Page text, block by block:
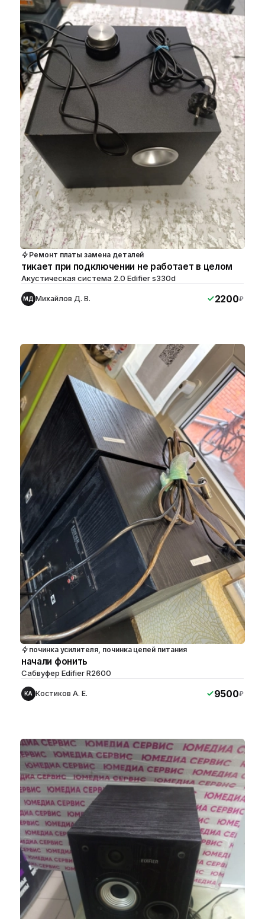
Ремонт платы замена деталей
тикает при подключении не работает в целом
Акустическая система 2.0 Edifier s330d
МД Михайлов Д. В. 2200₽
починка усилителя, починка цепей питания
начали фонить
Сабвуфер Edifier R2600
КА Костиков А. Е. 9500₽